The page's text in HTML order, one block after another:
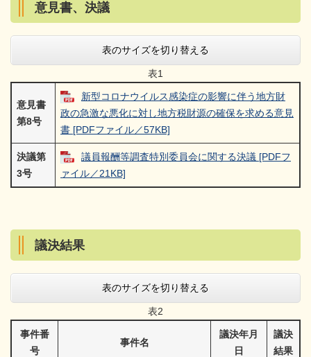
意見書、決議
表のサイズを切り替える
表1
意見書
第8号
新型コロナウイルス感染症の影響に伴う地方財
政の急激な悪化に対し地方税財源の確保を求める意見
書 [PDFファイル／57KB]
決議第
3号
議員報酬等調査特別委員会に関する決議 [PDFフ
ァイル／21KB]
議決結果
表のサイズを切り替える
表2
事件番
号
事件名
議決年月
日
議決
結果